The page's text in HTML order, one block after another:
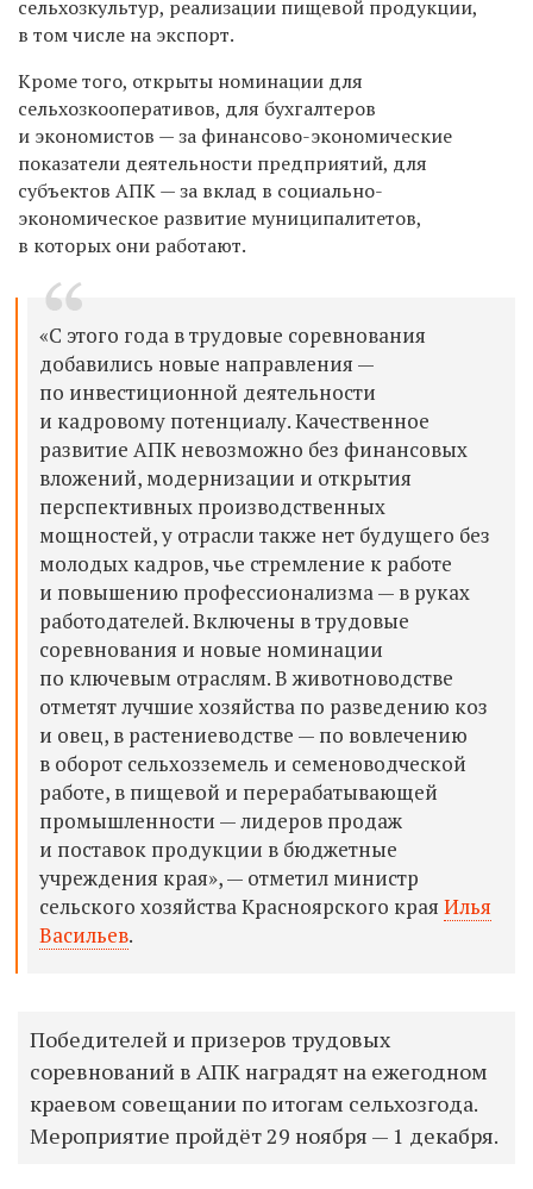
сельхозкультур, реализации пищевой продукции,
в том числе на экспорт.
Кроме того, открыты номинации для
сельхозкооперативов, для бухгалтеров
и экономистов — за финансово-экономические
показатели деятельности предприятий, для
субъектов АПК — за вклад в социально-
экономическое развитие муниципалитетов,
в которых они работают.
«С этого года в трудовые соревнования
добавились новые направления —
по инвестиционной деятельности
и кадровому потенциалу. Качественное
развитие АПК невозможно без финансовых
вложений, модернизации и открытия
перспективных производственных
мощностей, у отрасли также нет будущего без
молодых кадров, чье стремление к работе
и повышению профессионализма — в руках
работодателей. Включены в трудовые
соревнования и новые номинации
по ключевым отраслям. В животноводстве
отметят лучшие хозяйства по разведению коз
и овец, в растениеводстве — по вовлечению
в оборот сельхозземель и семеноводческой
работе, в пищевой и перерабатывающей
промышленности — лидеров продаж
и поставок продукции в бюджетные
учреждения края», — отметил министр
сельского хозяйства Красноярского края Илья
Васильев.
Победителей и призеров трудовых
соревнований в АПК наградят на ежегодном
краевом совещании по итогам сельхозгода.
Мероприятие пройдёт 29 ноября — 1 декабря.